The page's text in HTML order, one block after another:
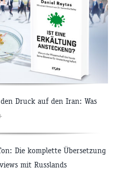
Druck auf den Iran: Was
Die komplette Übersetzung
mit Russlands